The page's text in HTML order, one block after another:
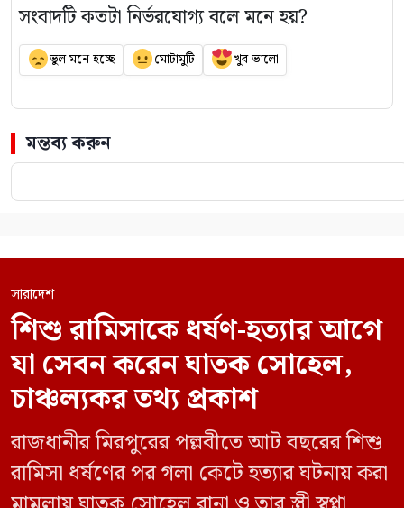
সংবাদটি কতটা নির্ভরযোগ্য বলে মনে হয়?
ভুল মনে হচ্ছে মোটামুটি খুব ভালো
মন্তব্য করুন
সারাদেশ
শিশু রামিসাকে ধর্ষণ-হত্যার আগে
যা সেবন করেন ঘাতক সোহেল,
চাঞ্চল্যকর তথ্য প্রকাশ
রাজধানীর মিরপুরের পল্লবীতে আট বছরের শিশু
রামিসা ধর্ষণের পর গলা কেটে হত্যার ঘটনায় করা